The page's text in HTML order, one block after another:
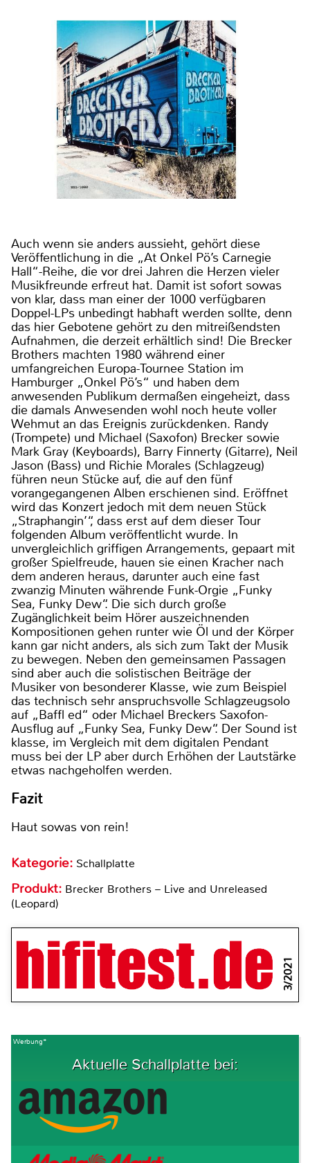
Auch wenn sie anders aussieht, gehört diese
Veröffentlichung in die „At Onkel Pö’s Carnegie
Hall“-Reihe, die vor drei Jahren die Herzen vieler
Musikfreunde erfreut hat. Damit ist sofort sowas
von klar, dass man einer der 1000 verfügbaren
Doppel-LPs unbedingt habhaft werden sollte, denn
das hier Gebotene gehört zu den mitreißendsten
Aufnahmen, die derzeit erhältlich sind! Die Brecker
Brothers machten 1980 während einer
umfangreichen Europa-Tournee Station im
Hamburger „Onkel Pö’s“ und haben dem
anwesenden Publikum dermaßen eingeheizt, dass
die damals Anwesenden wohl noch heute voller
Wehmut an das Ereignis zurückdenken. Randy
(Trompete) und Michael (Saxofon) Brecker sowie
Mark Gray (Keyboards), Barry Finnerty (Gitarre), Neil
Jason (Bass) und Richie Morales (Schlagzeug)
führen neun Stücke auf, die auf den fünf
vorangegangenen Alben erschienen sind. Eröffnet
wird das Konzert jedoch mit dem neuen Stück
„Straphangin’“, dass erst auf dem dieser Tour
folgenden Album veröffentlicht wurde. In
unvergleichlich griffigen Arrangements, gepaart mit
großer Spielfreude, hauen sie einen Kracher nach
dem anderen heraus, darunter auch eine fast
zwanzig Minuten währende Funk-Orgie „Funky
Sea, Funky Dew“. Die sich durch große
Zugänglichkeit beim Hörer auszeichnenden
Kompositionen gehen runter wie Öl und der Körper
kann gar nicht anders, als sich zum Takt der Musik
zu bewegen. Neben den gemeinsamen Passagen
sind aber auch die solistischen Beiträge der
Musiker von besonderer Klasse, wie zum Beispiel
das technisch sehr anspruchsvolle Schlagzeugsolo
auf „Baffl ed“ oder Michael Breckers Saxofon-
Ausflug auf „Funky Sea, Funky Dew“. Der Sound ist
klasse, im Vergleich mit dem digitalen Pendant
muss bei der LP aber durch Erhöhen der Lautstärke
etwas nachgeholfen werden.
Fazit
Haut sowas von rein!
Kategorie: Schallplatte
Produkt: Brecker Brothers – Live and Unreleased
(Leopard)
3/2021
Werbung*
Aktuelle Schallplatte bei: